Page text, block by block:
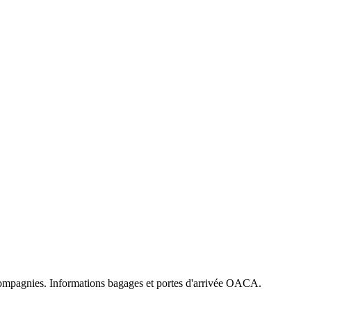
Informations bagages et portes d'arrivée OACA.